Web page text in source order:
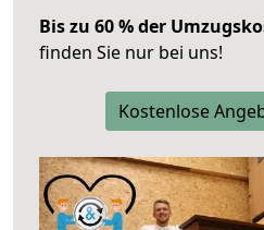
Bis zu 60 % der
finden Sie nur bei uns!
Kostenlose